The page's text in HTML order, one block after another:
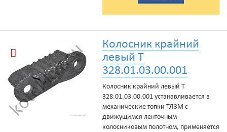
Колосник крайний
левый Т
328.01.03.00.001
Колосник крайний левый Т
328.01.03.00.001 устанавливается в
механические топки ТЛЗМ с
движущимся ленточным
колосниковым полотном, применяется